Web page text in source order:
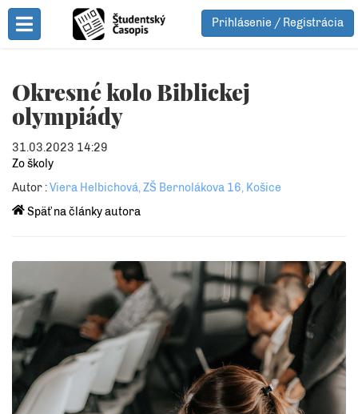
Toggle Menu
Prihlásenie / Registrácia
Okresné kolo Biblickej
olympiády
31.03.2023 14:29
Zo školy
Autor :Viera Helbichová, ZŠ Bernolákova 16, Košice
Späť na články autora